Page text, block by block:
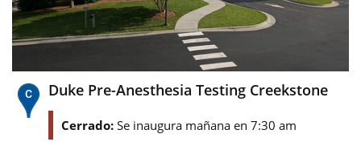
Duke Pre-Anesthesia Testing Creekstone
Cerrado: Se inaugura mañana en 7:30 am